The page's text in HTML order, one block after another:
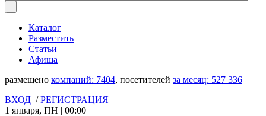
Каталог
Разместить
Статьи
Афиша
размещено компаний: 7404, посетителей за месяц: 527 336
ВХОД /РЕГИСТРАЦИЯ
1 января, ПН | 00:00